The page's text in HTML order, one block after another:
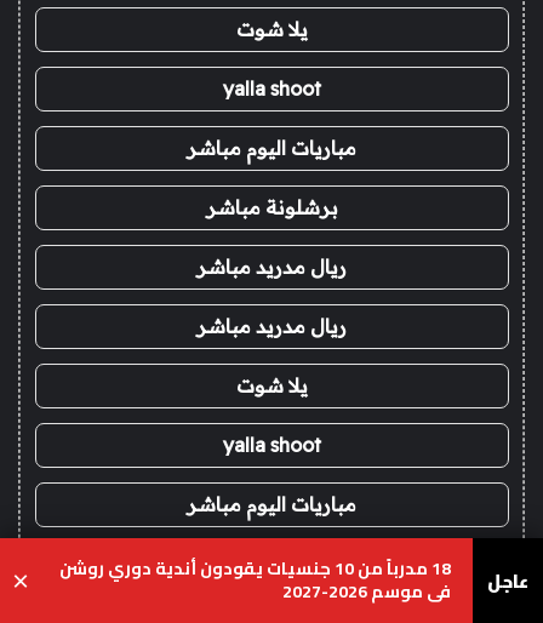
يلا شوت
yalla shoot
مباريات اليوم مباشر
برشلونة مباشر
ريال مدريد مباشر
ريال مدريد مباشر
يلا شوت
yalla shoot
مباريات اليوم مباشر
برشلونة مباشر عاجل 18 مدرباً من 10 جنسيات يقودون أندية دوري روشن
في موسم 2026-2027 ×